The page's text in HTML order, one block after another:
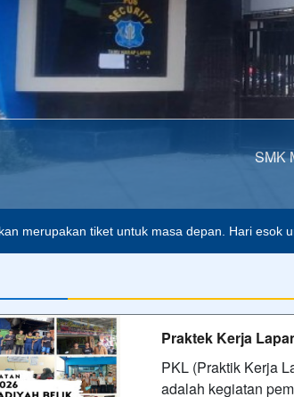
SMK
merupakan tiket untuk masa depan. Hari
ilmu pengetahuan adalah buta. Dan ilmu
Praktek Kerja
PKL (Praktik Kerja
adalah kegiatan